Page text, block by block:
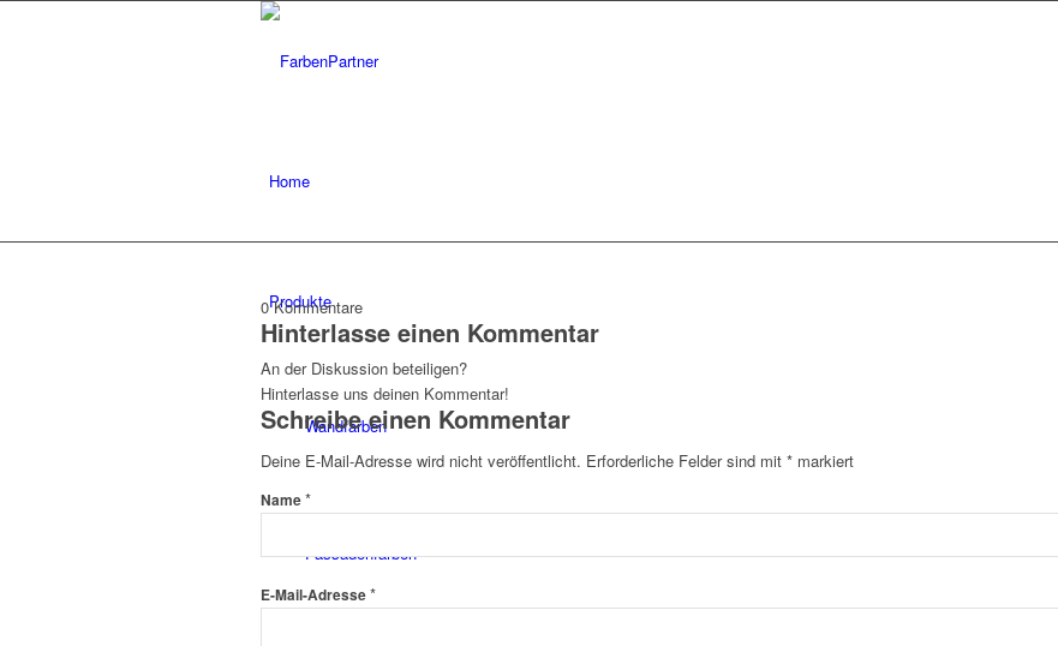
Home
Produkte
Wandfarben
Fassadenfarben
0 Kommentare
Hinterlasse einen Kommentar
An der Diskussion beteiligen?
Hinterlasse uns deinen Kommentar!
Schreibe einen Kommentar
Deine E-Mail-Adresse wird nicht veröffentlicht. Erforderliche Felder sind mit * markiert
Name*
E-Mail-Adresse*